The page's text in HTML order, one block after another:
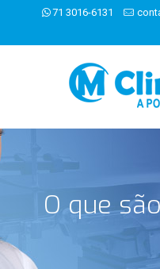
71 3016-6131
O que